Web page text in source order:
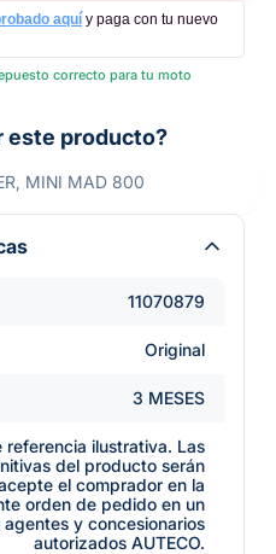
aquí y paga con tu nuevo
correcto para tu moto
este producto?
MINI MAD 800
11070879
Original
3 MESES
referencia ilustrativa. Las
del producto serán
el comprador en la
orden de pedido en un
y concesionarios
autorizados AUTECO.